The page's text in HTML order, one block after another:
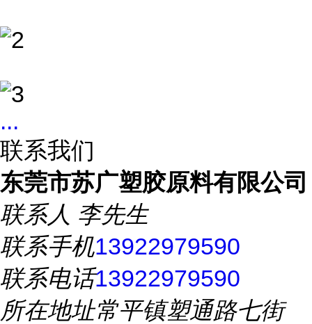
...
联系我们
东莞市苏广塑胶原料有限公司
联系人 李先生
联系手机13922979590
联系电话13922979590
所在地址常平镇塑通路七街